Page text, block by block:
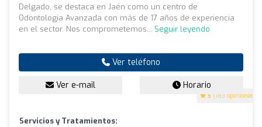
5 (183 opiniones)
Delgado, se destaca en Jaén como un centro de
Odontología Avanzada con más de 17 años de experiencia
en el sector. Nos comprometemos... Seguir leyendo
Ver teléfono
Ver e-mail Horario
Servicios y Tratamientos: